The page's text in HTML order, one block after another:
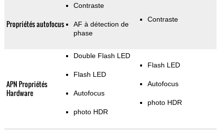
Propriétés autofocus
Contraste
AF à détection de
phase
Contraste
APN Propriétés
Hardware
Double Flash LED
Flash LED
Autofocus
photo HDR
Flash LED
Autofocus
photo HDR